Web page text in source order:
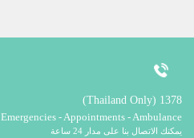
1378 (Thailand Only)
Emergencies - Appointments - Ambulance
يمكنك الاتصال بنا على مدار 24 ساعة